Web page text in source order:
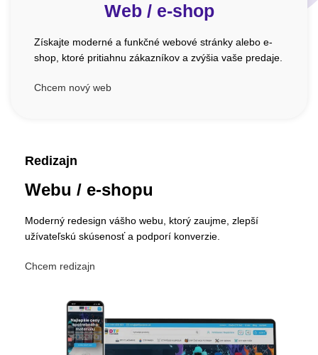
Web / e-shop
Získajte moderné a funkčné webové stránky alebo e-
shop, ktoré pritiahnu zákazníkov a zvýšia vaše predaje.
Chcem nový web
Redizajn
Webu / e-shopu
Moderný redesign vášho webu, ktorý zaujme, zlepší
užívateľskú skúsenosť a podporí konverzie.
Chcem redizajn